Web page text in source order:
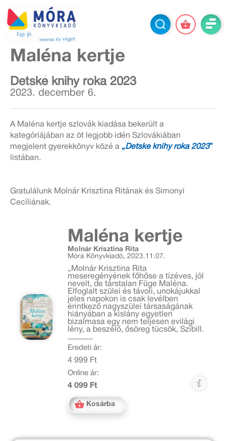
Maléna kertje
Detské knihy roka 2023
2023. december 6.
A Maléna kertje szlovák kiadása bekerült a
kategóriájában az öt legjobb idén Szlovákiában
megjelent gyerekkönyv közé a „Detské knihy roka 2023”
listában.
Gratulálunk Molnár Krisztina Ritának és Simonyi
Cecíliának.
Maléna kertje
Molnár Krisztina Rita
Móra Könyvkiadó, 2023.11.07.
„Molnár Krisztina Rita
meseregényének főhőse a tízéves, jól
nevelt, de társtalan Füge Maléna.
Elfoglalt szülei és távoli, unokájukkal
jeles napokon is csak levélben
érintkező nagyszülei társaságának
hiányában a kislány egyetlen
bizalmasa egy nem teljesen evilági
lény, a beszélő, ősöreg tücsök, Szibill.
Eredeti ár:
4 999 Ft
Online ár:
4 099 Ft
Kosárba